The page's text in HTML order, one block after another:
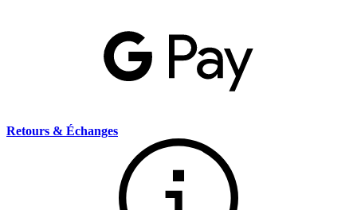
Retours & Échanges